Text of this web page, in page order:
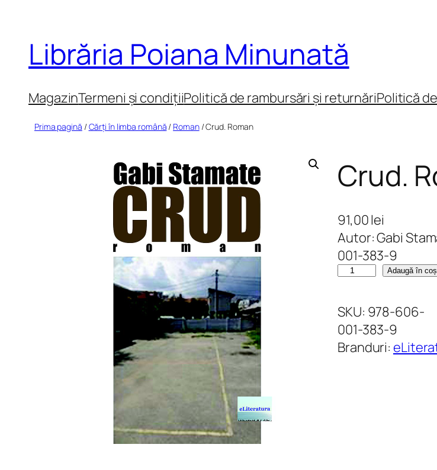
conținut
Librăria Poiana Minunată
MagazinTermeni și condițiiPolitică de rambursări și returnăriPolitică
Prima pagină /Cărți în limba română / Roman/ Crud. Roman
Crud.
91,00lei
Autor: Gabi
001-383-9
C
n
t
i
Adaugă în coș
SKU: 978-606-
001-383-9
Branduri: